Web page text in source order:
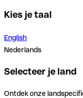
Kies je taal
English
Nederlands
Selecteer je land
Ontdek onze